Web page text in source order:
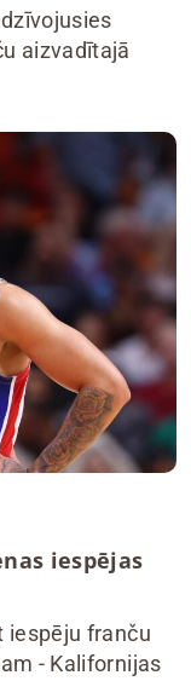
aizvadītajā
iespējas
iespēju franču
- Kalifornijas